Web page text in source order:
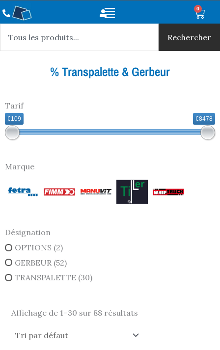
Aller
contenu
Main
0
Rechercher
% Transpalette & Gerbeur
Tarif
€109 €8478
Marque
Désignation
OPTIONS (2)
GERBEUR (52)
TRANSPALETTE (30)
Affichage de 1–30 sur 88 résultats